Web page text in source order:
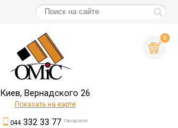
0
Киев, Вернадского 26
Показать на карте
044332 33 77 Городской